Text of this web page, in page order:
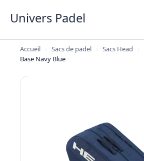
Univers Padel
Accueil › Sacs de padel › Sacs Head ›
Base Navy Blue